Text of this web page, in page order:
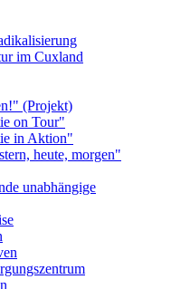
im Cuxland
(Projekt)
on Tour"
in Aktion"
heute, morgen"
unabhängige